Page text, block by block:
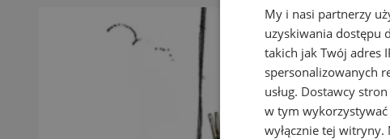
My i nasi partnerzy
uzyskiwania dostępu
takich jak Twój adres
spersonalizowanych
usług. Dostawcy
w tym wykorzystywać
wyłącznie tej